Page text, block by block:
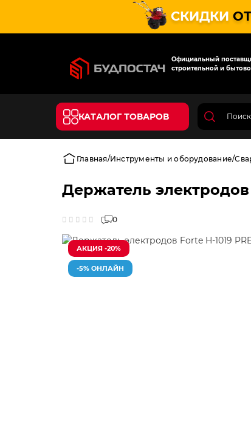
СКИДКИ ОТ
Официальный
строительной и
КАТАЛОГ ТОВАРОВ
Главная Инструменты и оборудование
Держатель электродов
0
АКЦИЯ -20%
-5% ОНЛАЙН